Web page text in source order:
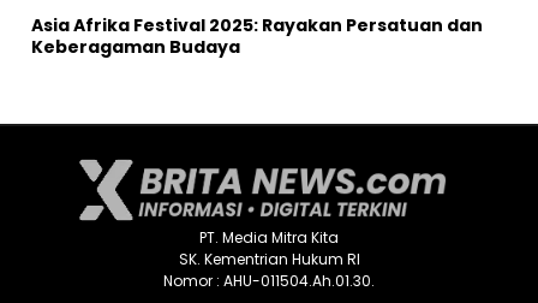
Asia Afrika Festival 2025: Rayakan Persatuan dan
Keberagaman Budaya
PT. Media Mitra Kita
SK. Kementrian Hukum RI
Nomor : AHU-011504.Ah.01.30.